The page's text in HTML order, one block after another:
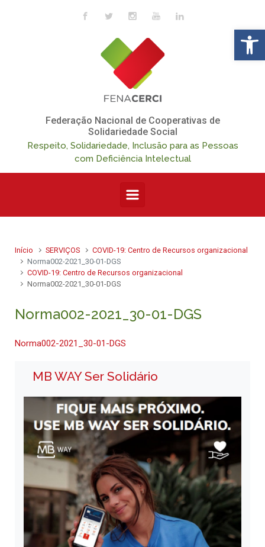
Skip to main content
Federação Nacional de Cooperativas de
Solidariedade Social
Respeito, Solidariedade, Inclusão para as Pessoas
com Deficiência Intelectual
Início SERVIÇOS
COVID-19: Centro de Recursos organizacional
Norma002-2021_30-01-DGS
COVID-19: Centro de Recursos organizacional
Norma002-2021_30-01-DGS
Norma002-2021_30-01-DGS
Norma002-2021_30-01-DGS
MB WAY Ser Solidário